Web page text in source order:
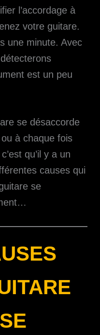
l’accordage à
votre guitare.
une minute. Avec
est un peu
se désaccorde
à chaque fois
qu’il y a un
causes qui
se